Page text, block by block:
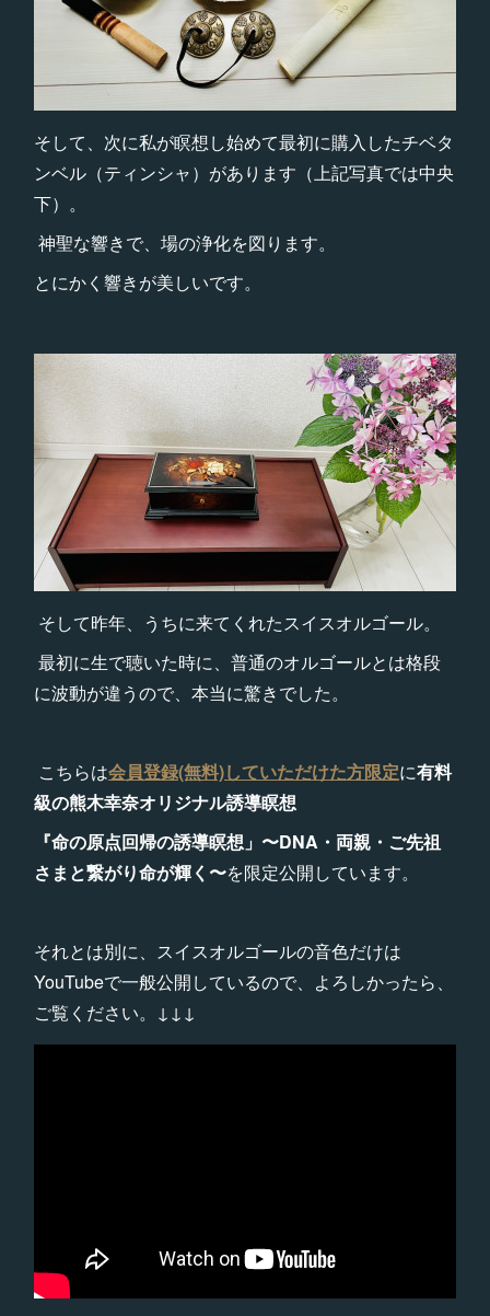
そして、次に私が瞑想し始めて最初に購入したチベタ
ンベル（ティンシャ）があります（上記写真では中央
下）。
神聖な響きで、場の浄化を図ります。
とにかく響きが美しいです。
そして昨年、うちに来てくれたスイスオルゴール。
最初に生で聴いた時に、普通のオルゴールとは格段
に波動が違うので、本当に驚きでした。
こちらは会員登録(無料)していただけた方限定に有料
級の熊木幸奈オリジナル誘導瞑想
『命の原点回帰の誘導瞑想」〜DNA・両親・ご先祖
さまと繋がり命が輝く〜を限定公開しています。
それとは別に、スイスオルゴールの音色だけは
YouTubeで一般公開しているので、よろしかったら、
ご覧ください。↓↓↓